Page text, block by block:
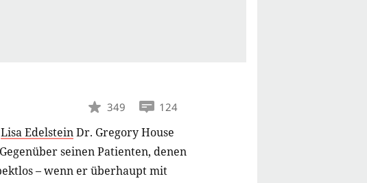
349 124
Lisa EdelsteinDr. Gregory House
seinen Patienten, denen
– wenn er überhaupt mit